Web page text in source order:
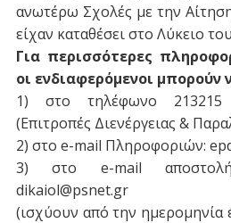
ανωτέρω Σχολές με την
είχαν καταθέσει στο Λύκειο
Για περισσότερες
οι ενδιαφερόμενοι μπορούν
1) στο τηλέφωνο 213215
(Επιτροπές Διενέργειας &
2) στο e-mail Πληροφοριών:
3) στο e-mail αποστολής
dikaiol@psnet.gr
(ισχύουν από την ημερομηνία